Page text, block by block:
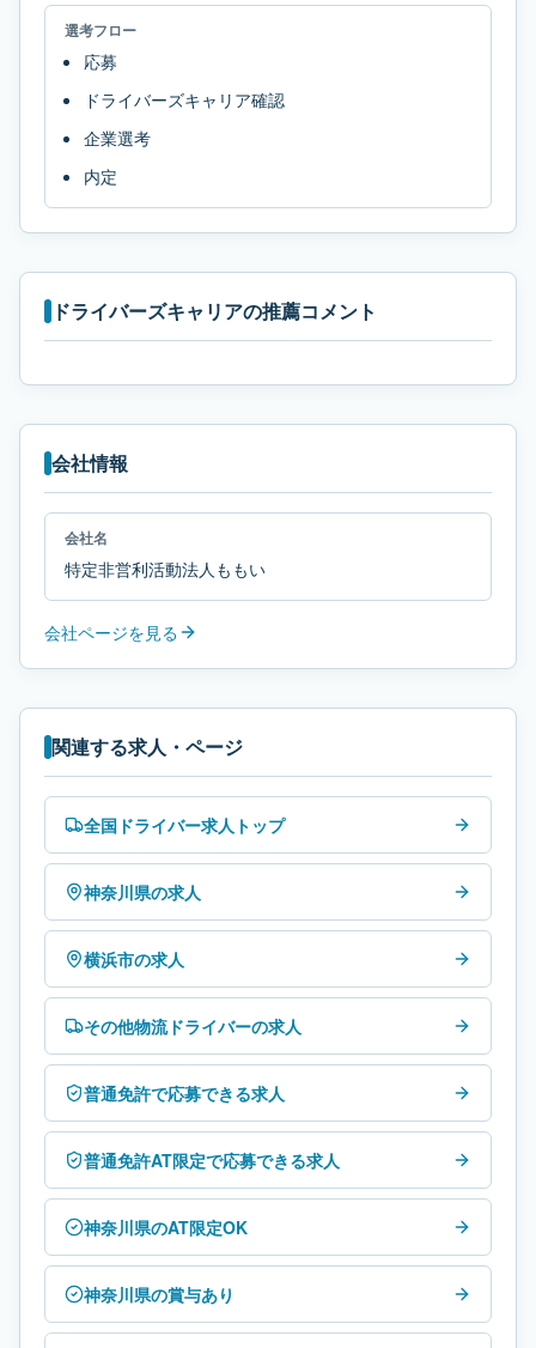
選考フロー
応募
ドライバーズキャリア確認
企業選考
内定
ドライバーズキャリアの推薦コメント
会社情報
会社名
特定非営利活動法人ももい
会社ページを見る
関連する求人・ページ
全国ドライバー求人トップ
神奈川県の求人
横浜市の求人
その他物流ドライバーの求人
普通免許で応募できる求人
普通免許AT限定で応募できる求人
神奈川県のAT限定OK
神奈川県の賞与あり